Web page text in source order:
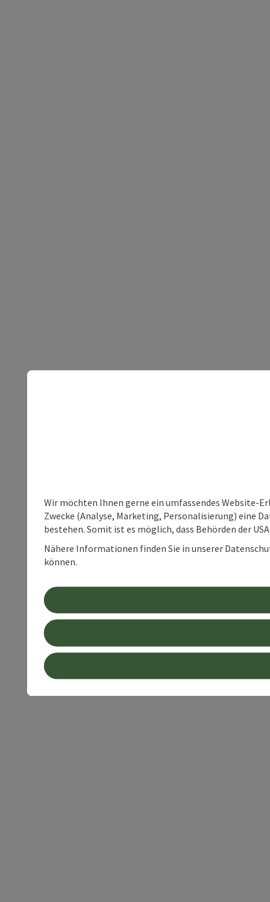
Wir möchten Ihnen gerne ein umfassendes Website-
Zwecke (Analyse, Marketing, Personalisierung) eine
bestehen. Somit ist es möglich, dass Behörden der
Nähere Informationen finden Sie in unserer
können.